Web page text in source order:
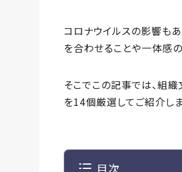
コロナウイルスの影響も
を合わせることや一体感
そこでこの記事では、組
を14個厳選してご紹介しま
目次